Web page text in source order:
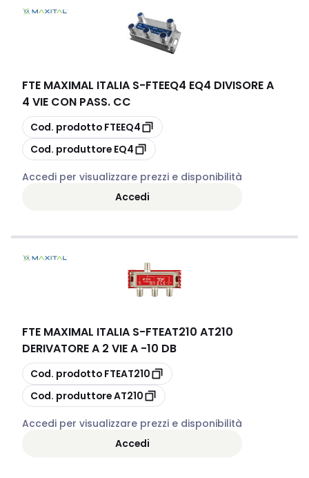
FTE MAXIMAL ITALIA S-FTEEQ4 EQ4 DIVISORE A
4 VIE CON PASS. CC
copia
Cod. prodotto FTEEQ4
copia
Cod. produttore EQ4
Accedi per visualizzare prezzi e disponibilità
Accedi
FTE MAXIMAL ITALIA S-FTEAT210 AT210
DERIVATORE A 2 VIE A -10 DB
copia
Cod. prodotto FTEAT210
copia
Cod. produttoreAT210
Accedi per visualizzare prezzi e disponibilità
Accedi